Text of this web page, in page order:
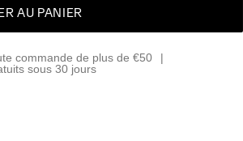
AU PANIER
commande de plus de €50
sous 30 jours